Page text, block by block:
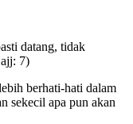
datang, tidak
7)
berhati-hati dalam
sekecil apa pun akan